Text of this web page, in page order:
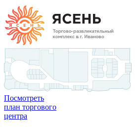
Посмотреть
план торгового
центра